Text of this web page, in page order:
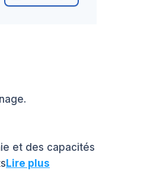
et des capacités
Lire plus